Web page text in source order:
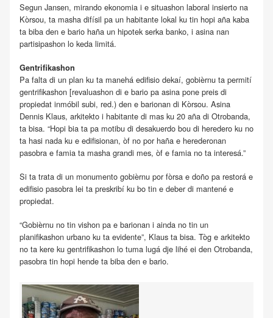
Segun Jansen, mirando ekonomia i e situashon laboral insierto na
Kòrsou, ta masha difísil pa un habitante lokal ku tin hopi aña kaba
ta biba den e bario haña un hipotek serka banko, i asina nan
partisipashon lo keda limitá.
Gentrifikashon
Pa falta di un plan ku ta manehá edifisio dekaí, gobièrnu ta permití
gentrifikashon [revaluashon di e bario pa asina pone preis di
propiedat inmóbil subi, red.) den e barionan di Kòrsou. Asina
Dennis Klaus, arkitekto i habitante di mas ku 20 aña di Otrobanda,
ta bisa. “Hopi bia ta pa motibu di desakuerdo bou di heredero ku no
ta hasi nada ku e edifisionan, òf no por haña e herederonan
pasobra e famia ta masha grandi mes, òf e famia no ta interesá.”
Si ta trata di un monumento gobièrnu por fòrsa e doño pa restorá e
edifisio pasobra lei ta preskribí ku bo tin e deber di mantené e
propiedat.
“Gobièrnu no tin vishon pa e barionan i ainda no tin un
planifikashon urbano ku ta evidente”, Klaus ta bisa. Tòg e arkitekto
no ta kere ku gentrifikashon lo tuma lugá dje lihé ei den Otrobanda,
pasobra tin hopi hende ta biba den e bario.